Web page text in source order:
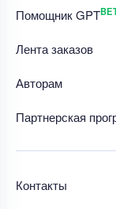
Помощник GPT
Лента заказов
Авторам
Партнерская
Контакты